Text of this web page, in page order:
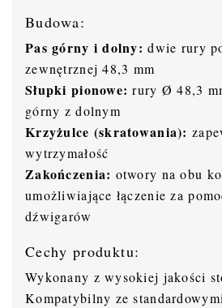
Budowa:
Pas górny i dolny: dwie rury
zewnętrznej 48,3 mm
Słupki pionowe: rury Ø 48,3
górny z dolnym
Krzyżulce (skratowania):
wytrzymałość
Zakończenia: otwory na obu
umożliwiające łączenie za
dźwigarów
Cechy produktu:
Wykonany z wysokiej jakości
Kompatybilny ze